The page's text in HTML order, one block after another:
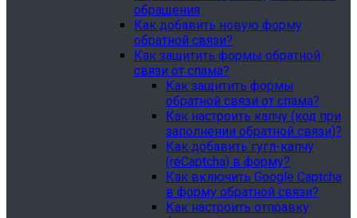
обращения
Как добавить новую форму
обратной связи?
Как защитить формы обратной
связи от спама?
Как защитить формы
обратной связи от спама?
Как настроить капчу (код при
заполнении обратной связи)?
Как добавить гугл-капчу
(reCaptcha) в форму?
Как включить Google Captcha
в форму обратной связи?
Как настроить отправку